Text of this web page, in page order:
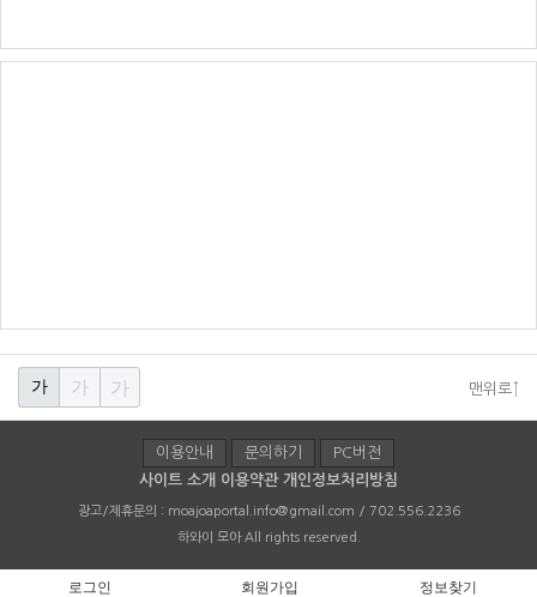
맨위로↑
가 가 가
이용안내 문의하기
PC버전
사이트 소개 이용약관 개인정보처리방침
광고/제휴문의 : moajoaportal.info@gmail.com / 702.556.2236
하와이 모아 All rights reserved.
로그인 회원가입 정보찾기